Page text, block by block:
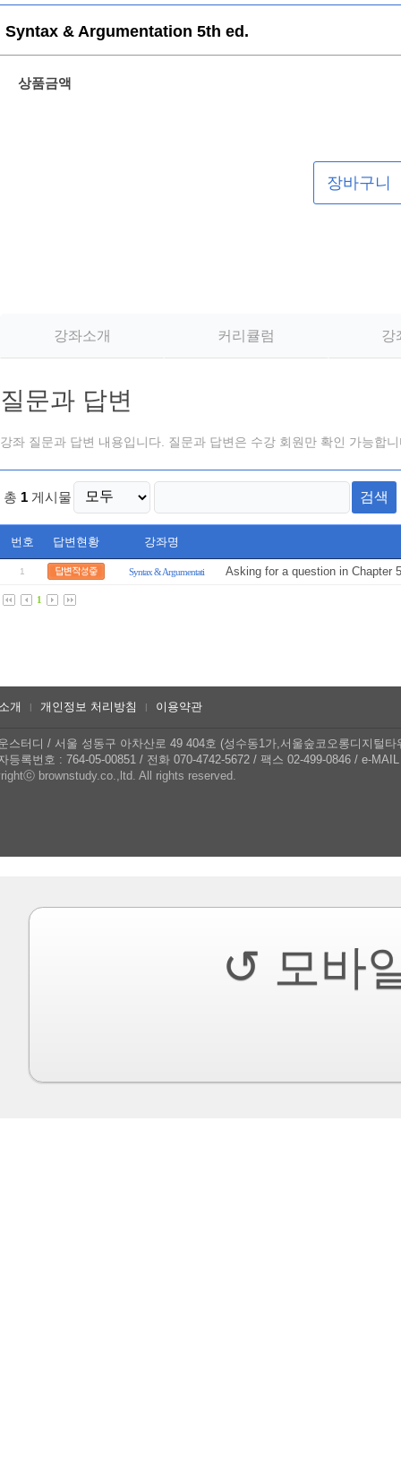
Syntax & Argumentation 5th ed.
상품금액
장바구니
강좌소개 커리큘럼 강
질문과 답변
강좌 질문과 답변 내용입니다. 질문과 답변은 수강 회원만 확인 가능합
총 1 게시물 검색
번호 답변현황 강좌명
1 Syntax & Argumentati Asking for a question in Chapter 5
1
스터디 / 서울 성동구 아차산로 49 404호 (성수동1가,서울숲코오롱디지털타
등록번호 : 764-05-00851 / 전화 070-4742-5672 / 팩스 02-499-0846 / e-
brownstudy.co.,ltd. All rights reserved.
개 | 개인정보 처리방침 | 이용약관
↺ 모바